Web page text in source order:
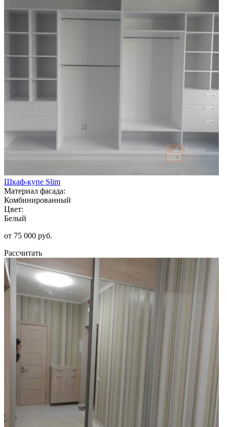
Шкаф-купе Slim
Материал фасада:
Комбинированный
Цвет:
Белый
от 75 000 руб.
Рассчитать